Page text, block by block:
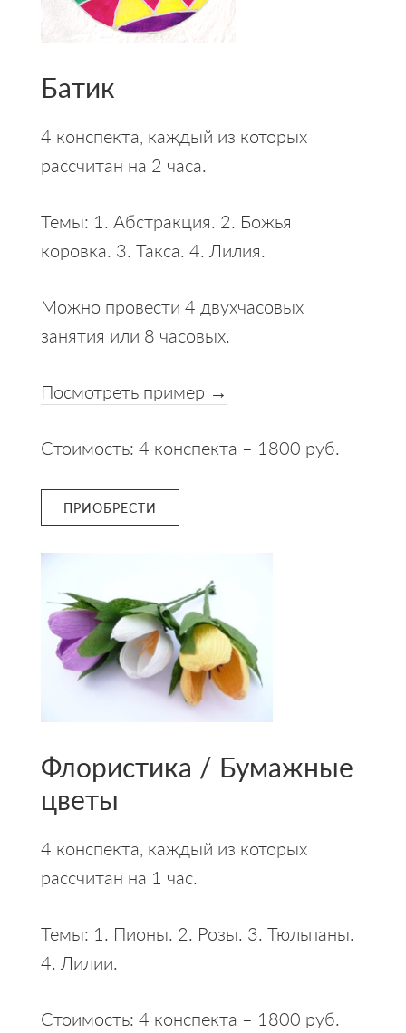
Батик
4 конспекта, каждый из которых
рассчитан на 2 часа.
Темы: 1. Абстракция. 2. Божья
коровка. 3. Такса. 4. Лилия.
Можно провести 4 двухчасовых
занятия или 8 часовых.
Посмотреть пример →
Стоимость: 4 конспекта – 1800 руб.
ПРИОБРЕСТИ
Флористика / Бумажные
цветы
4 конспекта, каждый из которых
рассчитан на 1 час.
Темы: 1. Пионы. 2. Розы. 3. Тюльпаны.
4. Лилии.
Стоимость: 4 конспекта – 1800 руб.